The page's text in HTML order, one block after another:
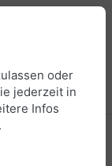
Warenkorb
oder
jederzeit in
Infos
.